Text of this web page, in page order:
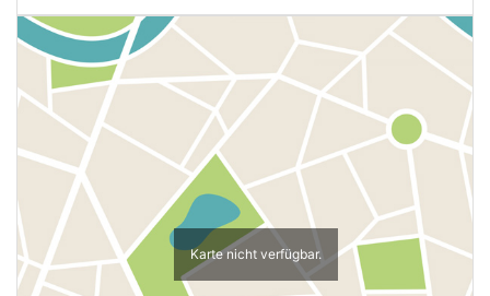
Karte nicht verfügbar.